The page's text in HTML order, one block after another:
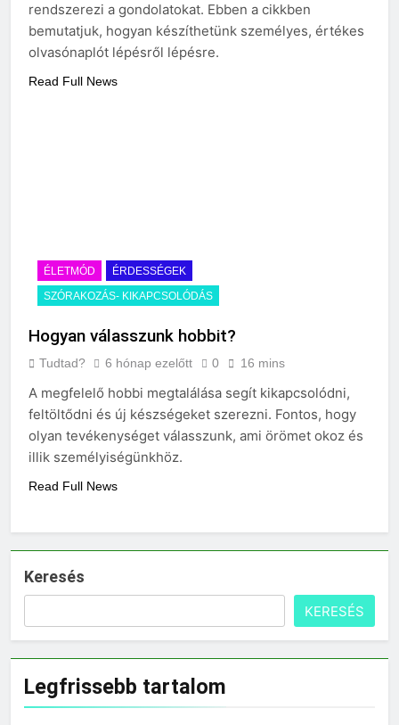
rendszerezi a gondolatokat. Ebben a cikkben
bemutatjuk, hogyan készíthetünk személyes, értékes
olvasónaplót lépésről lépésre.
Read Full News
ÉLETMÓD
ÉRDESSÉGEK
SZÓRAKOZÁS- KIKAPCSOLÓDÁS
Hogyan válasszunk hobbit?
Tudtad? 6 hónap ezelőtt 0 16 mins
A megfelelő hobbi megtalálása segít kikapcsolódni,
feltöltődni és új készségeket szerezni. Fontos, hogy
olyan tevékenységet válasszunk, ami örömet okoz és
illik személyiségünkhöz.
Read Full News
Keresés
KERESÉS
Legfrissebb tartalom